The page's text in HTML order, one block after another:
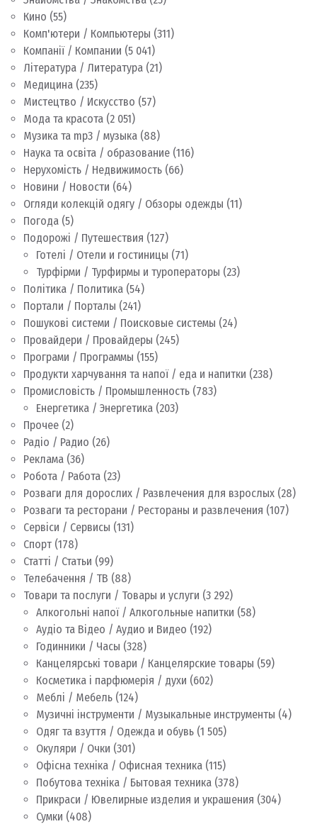
Кино (55)
Комп'ютери / Компьютеры (311)
Компанії / Компании (5 041)
Література / Литература (21)
Медицина (235)
Мистецтво / Искусство (57)
Мода та красота (2 051)
Музика та mp3 / музыка (88)
Наука та освіта / образование (116)
Нерухомість / Недвижимость (66)
Новини / Новости (64)
Огляди колекцій одягу / Обзоры одежды (11)
Погода (5)
Подорожі / Путешествия (127)
Готелі / Отели и гостиницы (71)
Турфірми / Турфирмы и туроператоры (23)
Політика / Политика (54)
Портали / Порталы (241)
Пошукові системи / Поисковые системы (24)
Провайдери / Провайдеры (245)
Програми / Программы (155)
Продукти харчування та напої / еда и напитки (238)
Промисловість / Промышленность (783)
Енергетика / Энергетика (203)
Прочее (2)
Радіо / Радио (26)
Реклама (36)
Робота / Работа (23)
Розваги для дорослих / Развлечения для взрослых (28)
Розваги та ресторани / Рестораны и развлечения (107)
Сервіси / Сервисы (131)
Спорт (178)
Статті / Статьи (99)
Телебачення / ТВ (88)
Товари та послуги / Товары и услуги (3 292)
Алкогольні напої / Алкогольные напитки (58)
Аудіо та Відео / Аудио и Видео (192)
Годинники / Часы (328)
Канцелярські товари / Канцелярские товары (59)
Косметика і парфюмерія / духи (602)
Меблі / Мебель (124)
Музичні інструменти / Музыкальные инструменты (4)
Одяг та взуття / Одежда и обувь (1 505)
Окуляри / Очки (301)
Офісна техніка / Офисная техника (115)
Побутова техніка / Бытовая техника (378)
Прикраси / Ювелирные изделия и украшения (304)
Сумки (408)